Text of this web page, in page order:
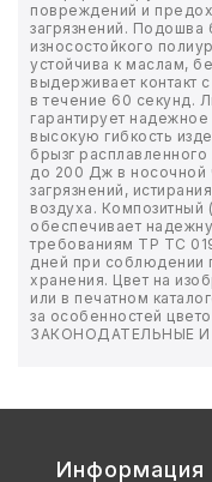
БЫТОВАЯ ТЕХНИКА
ЭЛЕКТРОНИКА
ЭЛЕКТРОТОВАРЫ И
ПОСУДА
ИНСТРУМЕНТЫ И
СПОРТ И ОТДЫХ
повреждений и
загрязнений. Подошва
износостойкого
устойчива к маслам,
выдерживает контакт
в течение 60 секунд.
гарантирует
высокую гибкость
брызг
до 200 Дж в носочной
загрязнений,
воздуха. Композитный
обеспечивает
требованиям ТР ТС
дней при соблюдении
хранения. Цвет на
или в печатном
за особенностей
ЗАКОНОДАТЕЛЬНЫЕ
Информация